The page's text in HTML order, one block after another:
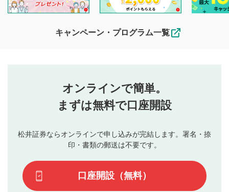
投稿するボタン
星で評価をすると投稿できます。（お名前とコメント
3
動画の評価
です）
他の利用者が動画を視聴される際の参考になるコメントをお
待ちしております。
なお、投稿をもって、本注意事項に同意されたものとみなし
行ってください。
当社は、利用者同士、もしくは利用者と第三者間のトラ
ブルによって生じた損害に対して一切の責任を負いませ
評価およびコメントは当社にて審査のうえ、掲載となり
ます。掲載されるまでに日数がかかる場合や掲載されない
てはお答えできません。各動画コンテンツへの掲載をもっ
て結果のご連絡といたします。ご了承ください。
下記の項目に該当すると判断された投稿内容は、掲載を
キャンペーン・プログラム一覧
オンラインで簡単。
まずは無料で口座開設
松井証券ならオンラインで申し込みが完結します。署名・捺
印・書類の郵送は不要です。
口座開設（無料）